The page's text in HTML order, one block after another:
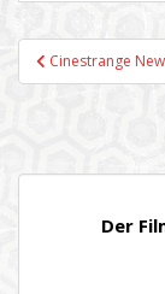
Cinestrange
Der